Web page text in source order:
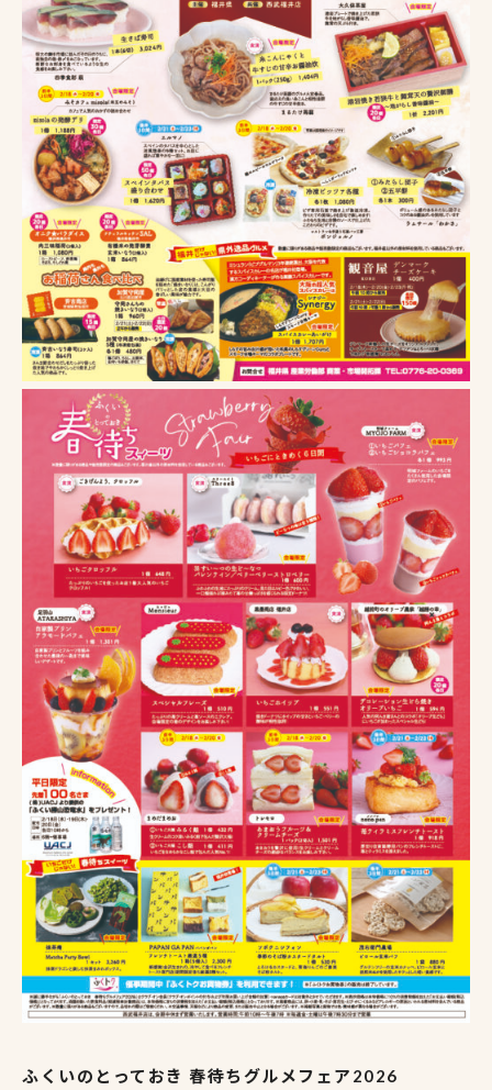
ふくいのとっておき 春待ちグルメフェア2026